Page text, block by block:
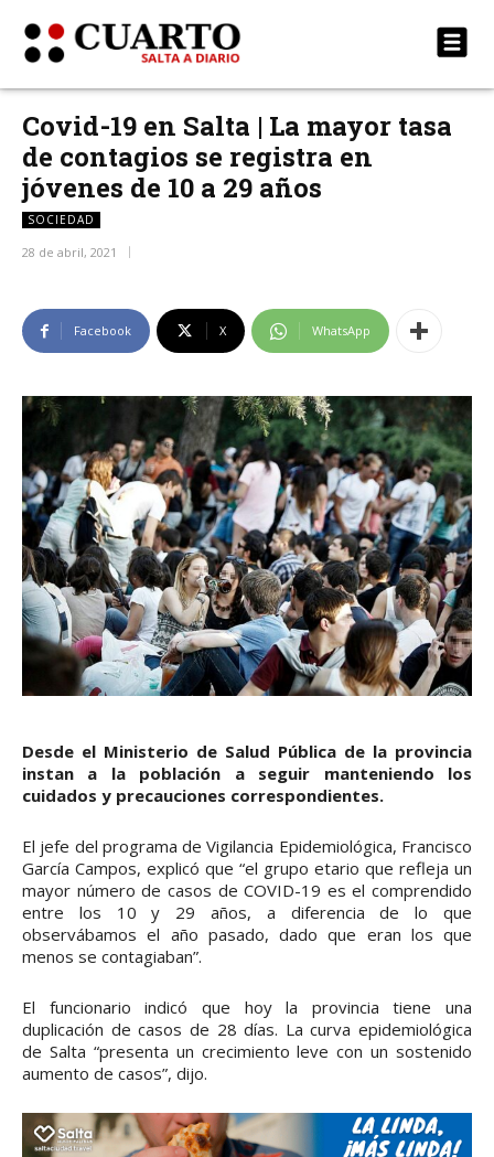
Covid-19 en Salta | La mayor tasa
de contagios se registra en
jóvenes de 10 a 29 años
SOCIEDAD
28 de abril, 2021
Facebook X WhatsApp
Desde el Ministerio de Salud Pública de la provincia
instan a la población a seguir manteniendo los
cuidados y precauciones correspondientes.
El jefe del programa de Vigilancia Epidemiológica, Francisco
García Campos, explicó que “el grupo etario que refleja un
mayor número de casos de COVID-19 es el comprendido
entre los 10 y 29 años, a diferencia de lo que
observábamos el año pasado, dado que eran los que
menos se contagiaban”.
El funcionario indicó que hoy la provincia tiene una
duplicación de casos de 28 días. La curva epidemiológica
de Salta “presenta un crecimiento leve con un sostenido
aumento de casos”, dijo.